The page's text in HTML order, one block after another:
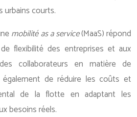
urbains courts.
mobilité as a service(MaaS) répond
flexibilité des entreprises et aux
collaborateurs en matière de
de réduire les coûts et
de la flotte en adaptant les
besoins réels.